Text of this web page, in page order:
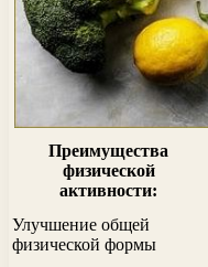
Преимущества
физической
активности:
Улучшение общей
физической формы